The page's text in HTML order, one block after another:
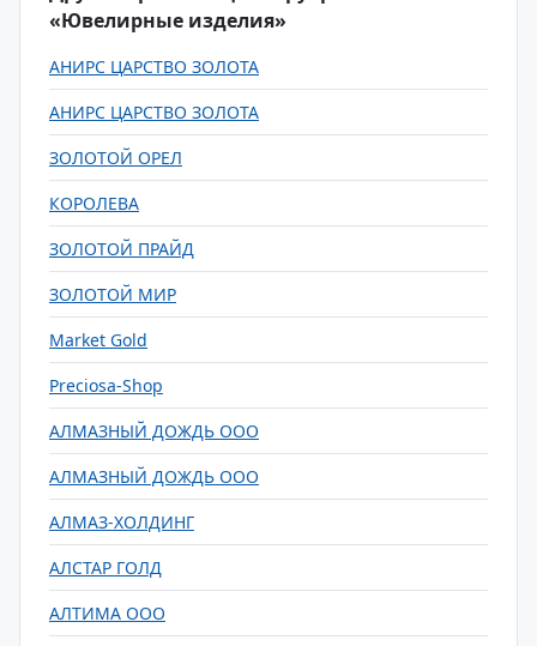
«Ювелирные изделия»
АНИРС ЦАРСТВО ЗОЛОТА
АНИРС ЦАРСТВО ЗОЛОТА
ЗОЛОТОЙ ОРЕЛ
КОРОЛЕВА
ЗОЛОТОЙ ПРАЙД
ЗОЛОТОЙ МИР
Market Gold
Preciosa-Shop
АЛМАЗНЫЙ ДОЖДЬ ООО
АЛМАЗНЫЙ ДОЖДЬ ООО
АЛМАЗ-ХОЛДИНГ
АЛСТАР ГОЛД
АЛТИМА ООО